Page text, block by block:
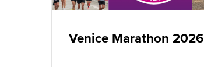
Venice Marathon 2026